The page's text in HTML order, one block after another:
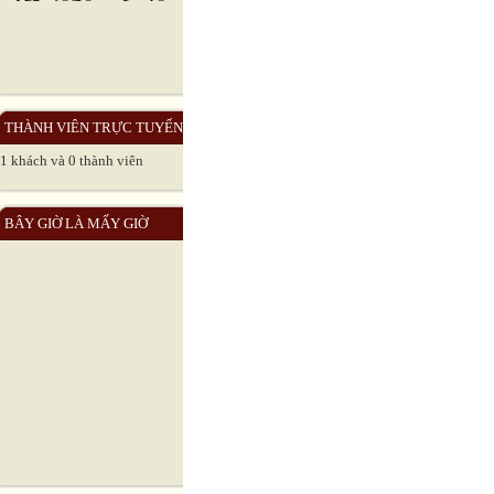
THÀNH VIÊN TRỰC TUYẾN
1 khách và 0 thành viên
BÂY GIỜ LÀ MẤY GIỜ